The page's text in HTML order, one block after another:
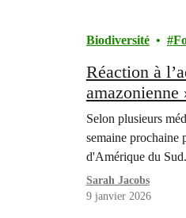
Biodiversité
Réaction à
amazonienne
Selon plusieurs
semaine prochaine
d'Amérique du Sud.
Sarah Jacobs
9 janvier 2026